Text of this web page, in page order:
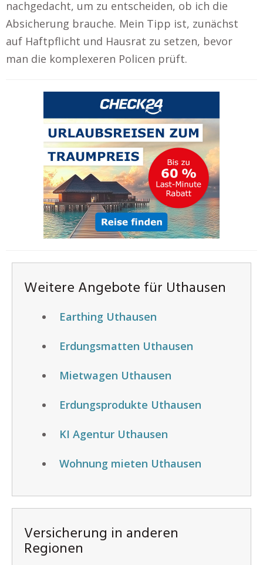
nachgedacht, um zu entscheiden, ob ich die
Absicherung brauche. Mein Tipp ist, zunächst
auf Haftpflicht und Hausrat zu setzen, bevor
man die komplexeren Policen prüft.
Weitere Angebote für Uthausen
Earthing Uthausen
Erdungsmatten Uthausen
Mietwagen Uthausen
Erdungsprodukte Uthausen
KI Agentur Uthausen
Wohnung mieten Uthausen
Versicherung in anderen
Regionen